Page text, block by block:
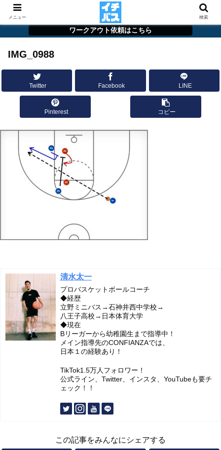
ワークアウト依頼はこちら
IMG_0988
Twitter Facebook LINE
Pinterest コピー
清水太一
プロバスケットボールコーチ
◆経歴
立野ミニバス→石神井西中学校→
八王子高校→日本体育大学
◆現在
Bリーガーから幼稚園生まで指導中！
メイン指導先のCONFIANZAでは、
日本１の経験あり！
TikTok1.5万人フォロワー！
公式ライン、Twitter、インスタ、YouTubeも要チ
ェック！！
この記事をみんなにシェアする
メニュー 検索